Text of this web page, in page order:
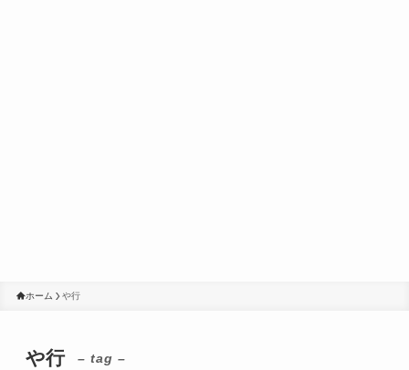
ホーム や行
や行 – tag –